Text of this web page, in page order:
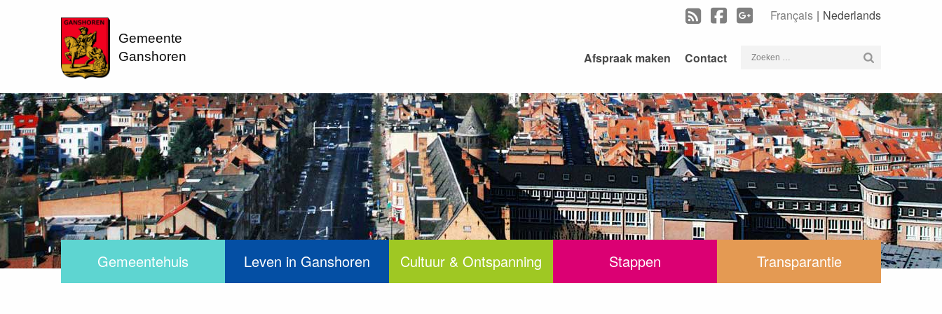
Gemeente
Ganshoren
Français Nederlands
Afspraak maken Contact
Zoeken
Gemeentehuis Leven in Ganshoren Cultuur & Ontspanning Stappen Transparantie